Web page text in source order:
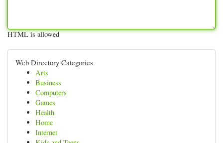
HTML is allowed
Web Directory Categories
Arts
Business
Computers
Games
Health
Home
Internet